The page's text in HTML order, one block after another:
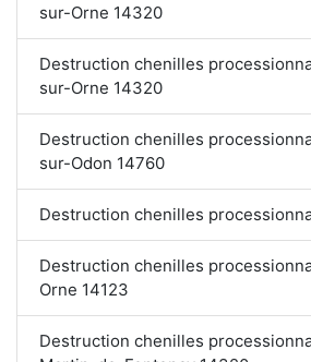
sur-Orne 14320
Destruction chenilles
sur-Orne 14320
Destruction chenilles
sur-Odon 14760
Destruction chenilles
Destruction chenilles
Orne 14123
Destruction chenilles